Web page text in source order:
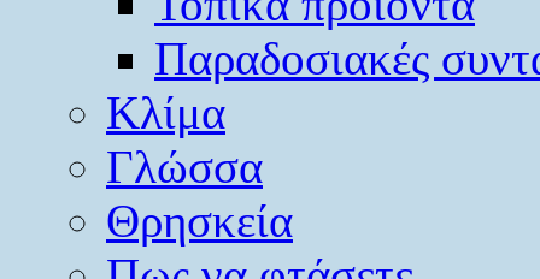
Παραδοσιακές
Κλίμα
Γλώσσα
Θρησκεία